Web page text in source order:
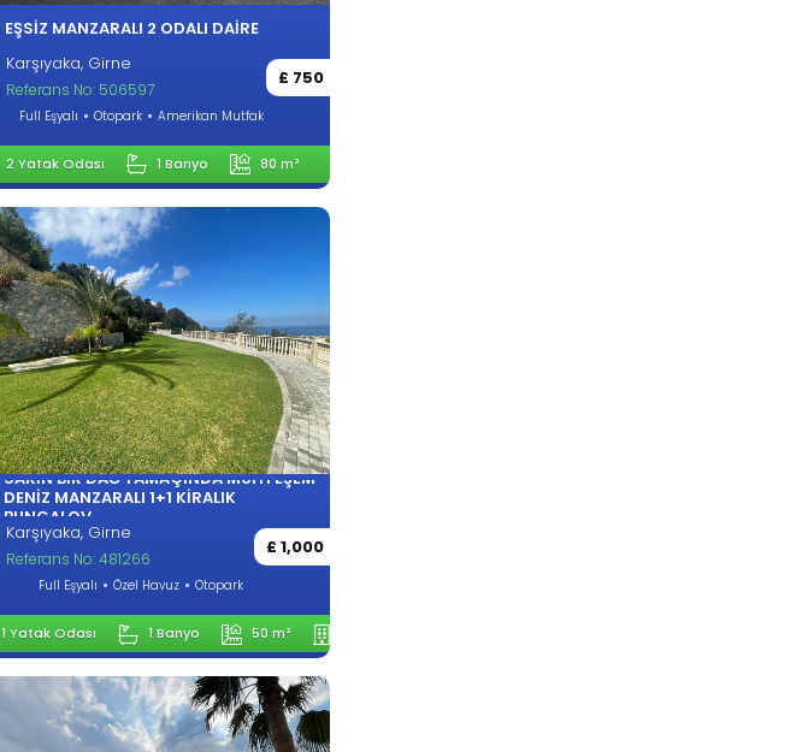
EŞSIZ MANZARALI 2 ODALI DAIRE
Karşıyaka, Girne
£ 750
Referans No: 506597
Full Eşyalı Otopark Amerikan Mutfak
2 Yatak Odası 1 Banyo 80 m²
SAKIN BIR DAĞ YAMAÇINDA MUHTEŞEM
DENIZ MANZARALI 1+1 KIRALIK
BUNGALOV
Karşıyaka, Girne
£ 1,000
Referans No: 481266
Full Eşyalı Özel Havuz Otopark
1 Yatak Odası 1 Banyo 50 m²